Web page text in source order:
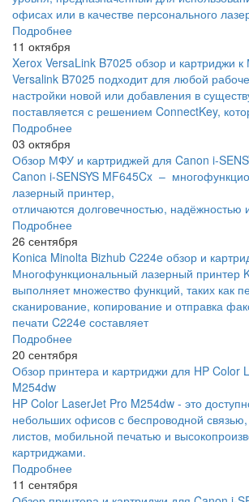
офисах или в качестве персонального
Подробнее
11 октября
Xerox VersaLink B7025 обзор и картриджи
Versalink B7025 подходит для любой
настройки новой или добавления в
поставляется с решением ConnectKey,
Подробнее
03 октября
Обзор МФУ и картриджей для Canon i-
Canon i-SENSYS MF645Cx –
лазерный принтер,
отличаются долговечностью, надёжностью
Подробнее
26 сентября
Konica Minolta Bizhub C224e обзор и
Многофункциональный лазерный принтер
выполняет множество функций, таких как
сканирование, копирование и отправка
печати C224e составляет
Подробнее
20 сентября
Обзор принтера и картриджи для HP Color
M254dw
HP Color LaserJet Pro M254dw - это
небольших офисов с беспроводной
листов, мобильной печатью и
картриджами.
Подробнее
11 сентября